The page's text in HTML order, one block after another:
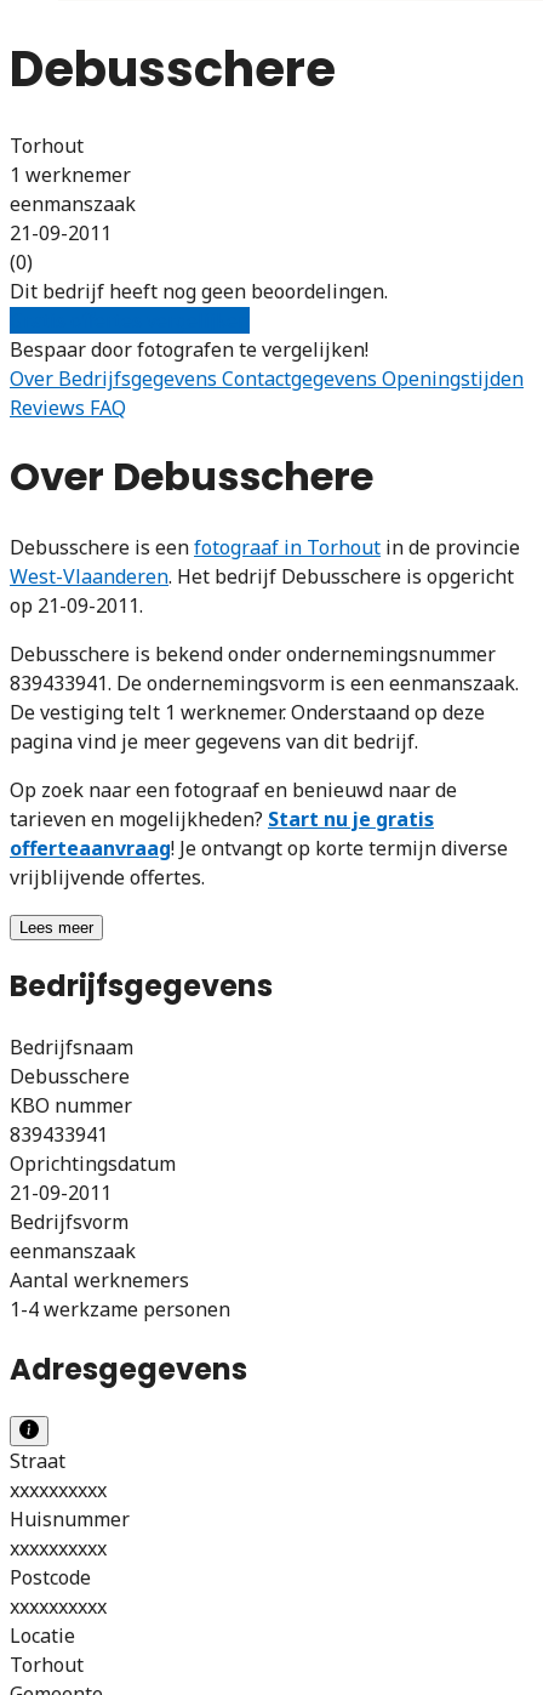
Debusschere
Torhout
1 werknemer
eenmanszaak
21-09-2011
(0)
Dit bedrijf heeft nog geen beoordelingen.
Bespaar door fotografen te vergelijken!
Over Bedrijfsgegevens Contactgegevens Openingstijden
Reviews FAQ
Over Debusschere
Debusschere is eenfotograaf in Torhout in de provincie
West-Vlaanderen. Het bedrijf Debusschere is opgericht
op 21-09-2011.
Debusschere is bekend onder ondernemingsnummer
839433941. De ondernemingsvorm is een eenmanszaak.
De vestiging telt 1 werknemer. Onderstaand op deze
pagina vind je meer gegevens van dit bedrijf.
Op zoek naar een fotograaf en benieuwd naar de
tarieven en mogelijkheden? Start nu je gratis
offerteaanvraag! Je ontvangt op korte termijn diverse
vrijblijvende offertes.
Lees meer
Bedrijfsgegevens
Bedrijfsnaam
Debusschere
KBO nummer
839433941
Oprichtingsdatum
21-09-2011
Bedrijfsvorm
eenmanszaak
Aantal werknemers
1-4 werkzame personen
Adresgegevens
Straat
xxxxxxxxxx
Huisnummer
xxxxxxxxxx
Postcode
xxxxxxxxxx
Locatie
Torhout